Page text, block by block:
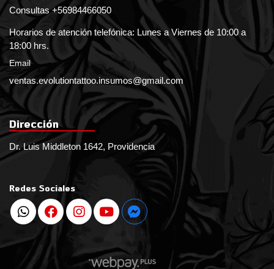
Consultas +56984466050
Horarios de atención telefónica: Lunes a Viernes de 10:00 a
18:00 hrs.
Email
ventas.evolutiontattoo.insumos@gmail.com
Dirección
Dr. Luis Middleton 1642, Providencia
Redes Sociales